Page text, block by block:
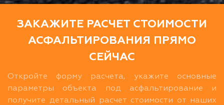
ЗАКАЖИТЕ РАСЧЕТ СТОИМОСТИ
АСФАЛЬТИРОВАНИЯ ПРЯМО
СЕЙЧАС
Откройте форму расчета, укажите основные
параметры объекта под асфальтирование и
получите детальный расчет стоимости от наших